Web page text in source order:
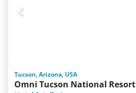
Tucson, Arizona, USA
Omni Tucson National Resort